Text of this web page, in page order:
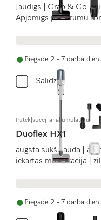
Jaudīgs | Grab & Go |
Apjomīgs piederumu
Piegāde 2 - 7 darba
Salīdzini
Putekļsūcēji ar akumulatoru
Duoflex HX1
augsta sūkš. jauda |
iekārtas modifikācija |
Piegāde 2 - 7 darba